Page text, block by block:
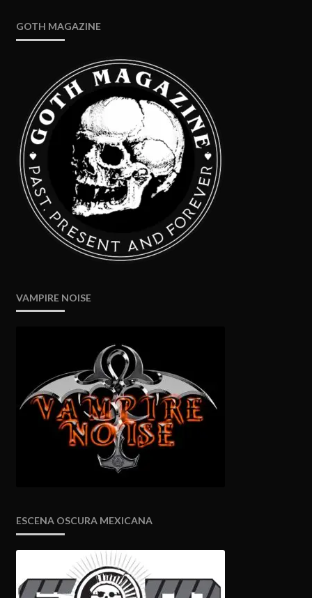
GOTH MAGAZINE
VAMPIRE NOISE
ESCENA OSCURA MEXICANA